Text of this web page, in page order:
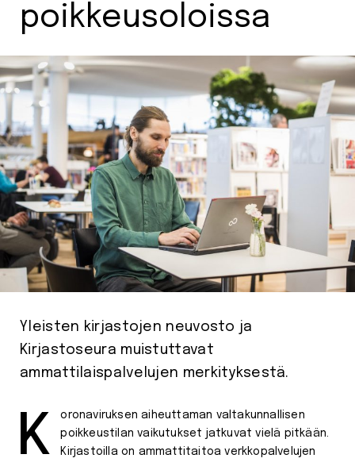
poikkeusoloissa
Yleisten kirjastojen neuvosto ja
Kirjastoseura muistuttavat
ammattilaispalvelujen merkityksestä.
Koronaviruksen aiheuttaman valtakunnallisen
poikkeustilan vaikutukset jatkuvat vielä pitkään.
Kirjastoilla on ammattitaitoa verkkopalvelujen